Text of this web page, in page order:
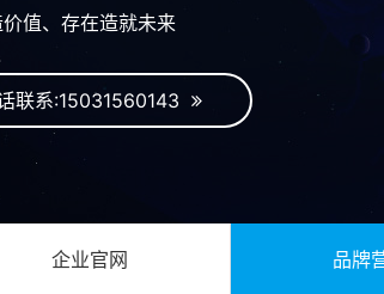
值、存在造就未来
联系:15031560143
企业官网 品牌